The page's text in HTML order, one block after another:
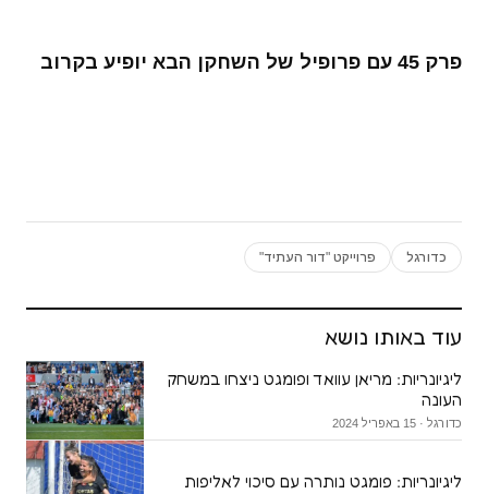
פרק 45 עם פרופיל של השחקן הבא יופיע בקרוב
כדורגל פרוייקט "דור העתיד"
עוד באותו נושא
ליגיונריות: מריאן עוואד ופומגט ניצחו במשחק
העונה
כדורגל · 15 באפריל 2024
ליגיונריות: פומגט נותרה עם סיכוי לאליפות